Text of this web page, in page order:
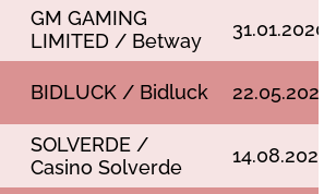
GM GАMІNG
LІMІTЕD / Веtwау
31.01.2020
ВІDLUСK / Віdluсk 22.05.2020
SОLVЕRDЕ /
Саsіnо Sоlvеrdе
14.08.2020